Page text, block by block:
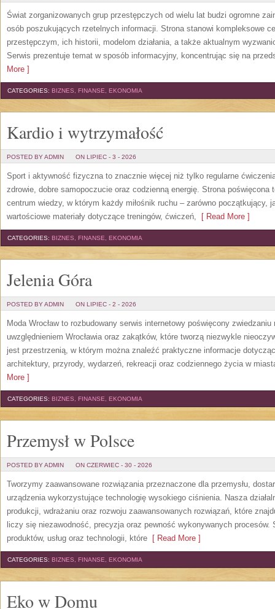
Świat zorganizowanych grup przestępczych od wielu lat budzi ogromne
osób poszukujących rzetelnych informacji. Strona stanowi kompleksowe
przestępczym, ich historii, modelom działania, a także aktualnym
Serwis prezentuje temat w sposób informacyjny, koncentrując się na
More ]
CATEGORIES: BIZNES, FINANSE, EKONOMIA
Kardio i wytrzymałość
POSTED BY ADMIN ON LIPIEC - 3 - 2026
Sport i aktywność fizyczna to znacznie więcej niż tylko regularne
zdrowie, dobre samopoczucie oraz codzienną energię. Strona poświęcona
centrum wiedzy, w którym każdy miłośnik ruchu – zarówno początkujący,
wartościowe materiały dotyczące treningów, ćwiczeń, [ Read More ]
CATEGORIES: BIZNES, FINANSE, EKONOMIA
Jelenia Góra
POSTED BY ADMIN ON LIPIEC - 2 - 2026
Moda Wrocław to rozbudowany serwis internetowy poświęcony
uwzględnieniem Wrocławia oraz zakątków, które tworzą niezwykle
jest przestrzenią, w którym można znaleźć praktyczne informacje
architektury, przyrody, wydarzeń, rekreacji oraz codziennego życia w
More ]
CATEGORIES: BIZNES, FINANSE, EKONOMIA
Przemysł w Polsce
POSTED BY ADMIN ON CZERWIEC - 30 - 2026
Tworzymy zaawansowane rozwiązania przeznaczone dla przemysłu,
urządzenia wykorzystujące technologię wysokiego ciśnienia. Nasza
produkcji, wdrażaniu oraz rozwoju zaawansowanych rozwiązań, które
liczy się niezawodność, precyzja oraz pewność wykonywanych procesów.
produktów, usług oraz technologii, które [ Read More ]
CATEGORIES: BIZNES, FINANSE, EKONOMIA
Eko w Domu